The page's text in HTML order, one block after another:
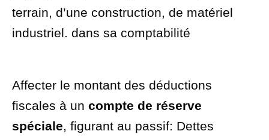
terrain, d’une construction, de matériel
industriel. dans sa comptabilité
Affecter le montant des déductions
fiscales à un compte de réserve
spéciale, figurant au passif: Dettes